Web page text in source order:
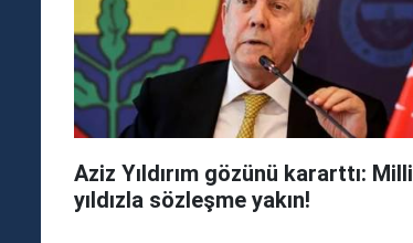
Aziz Yıldırım gözünü kararttı: Milli
yıldızla sözleşme yakın!